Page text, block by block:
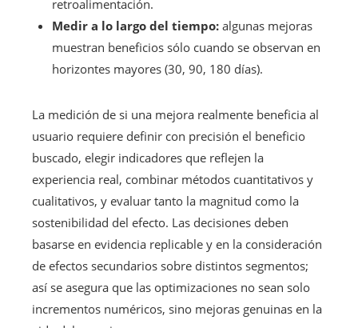
retroalimentación.
Medir a lo largo del tiempo: algunas mejoras
muestran beneficios sólo cuando se observan en
horizontes mayores (30, 90, 180 días).
La medición de si una mejora realmente beneficia al
usuario requiere definir con precisión el beneficio
buscado, elegir indicadores que reflejen la
experiencia real, combinar métodos cuantitativos y
cualitativos, y evaluar tanto la magnitud como la
sostenibilidad del efecto. Las decisiones deben
basarse en evidencia replicable y en la consideración
de efectos secundarios sobre distintos segmentos;
así se asegura que las optimizaciones no sean solo
incrementos numéricos, sino mejoras genuinas en la